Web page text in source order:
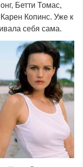
Бетти Томас,
Копинс. Уже к
себя сама.